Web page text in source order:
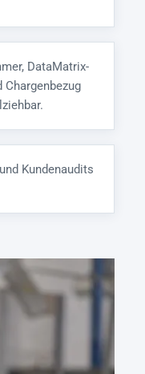
DataMatrix-
Chargenbezug
Kundenaudits